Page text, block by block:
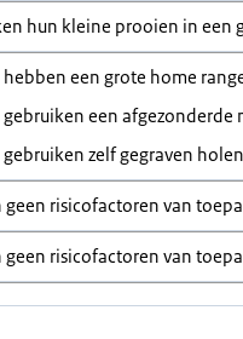
hun kleine prooien in
een grote home
een afgezonderde
zelf gegraven
risicofactoren van
risicofactoren van